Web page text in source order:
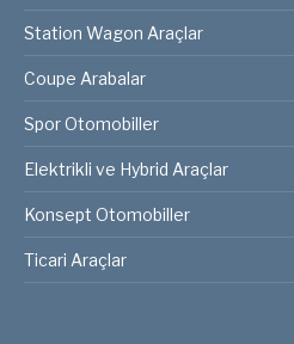
Station Wagon Araçlar
Coupe Arabalar
Spor Otomobiller
Elektrikli ve Hybrid Araçlar
Konsept Otomobiller
Ticari Araçlar